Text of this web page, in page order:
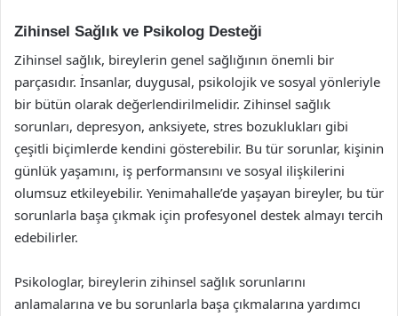
Zihinsel Sağlık ve Psikolog Desteği
Zihinsel sağlık, bireylerin genel sağlığının önemli bir
parçasıdır. İnsanlar, duygusal, psikolojik ve sosyal yönleriyle
bir bütün olarak değerlendirilmelidir. Zihinsel sağlık
sorunları, depresyon, anksiyete, stres bozuklukları gibi
çeşitli biçimlerde kendini gösterebilir. Bu tür sorunlar, kişinin
günlük yaşamını, iş performansını ve sosyal ilişkilerini
olumsuz etkileyebilir. Yenimahalle’de yaşayan bireyler, bu tür
sorunlarla başa çıkmak için profesyonel destek almayı tercih
edebilirler.
Psikologlar, bireylerin zihinsel sağlık sorunlarını
anlamalarına ve bu sorunlarla başa çıkmalarına yardımcı